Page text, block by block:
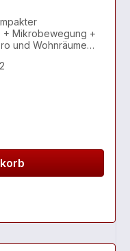
+ Mikrobewegung +
und Wohnräume